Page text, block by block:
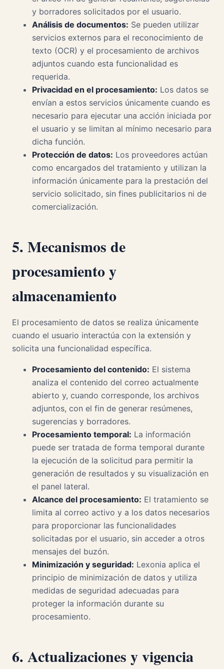
y borradores solicitados por el usuario.
Análisis de documentos: Se pueden utilizar
servicios externos para el reconocimiento de
texto (OCR) y el procesamiento de archivos
adjuntos cuando esta funcionalidad es
requerida.
Privacidad en el procesamiento: Los datos se
envían a estos servicios únicamente cuando es
necesario para ejecutar una acción iniciada por
el usuario y se limitan al mínimo necesario para
dicha función.
Protección de datos: Los proveedores actúan
como encargados del tratamiento y utilizan la
información únicamente para la prestación del
servicio solicitado, sin fines publicitarios ni de
comercialización.
5. Mecanismos de
procesamiento y
almacenamiento
El procesamiento de datos se realiza únicamente
cuando el usuario interactúa con la extensión y
solicita una funcionalidad específica.
Procesamiento del contenido: El sistema
analiza el contenido del correo actualmente
abierto y, cuando corresponde, los archivos
adjuntos, con el fin de generar resúmenes,
sugerencias y borradores.
Procesamiento temporal: La información
puede ser tratada de forma temporal durante
la ejecución de la solicitud para permitir la
generación de resultados y su visualización en
el panel lateral.
Alcance del procesamiento: El tratamiento se
limita al correo activo y a los datos necesarios
para proporcionar las funcionalidades
solicitadas por el usuario, sin acceder a otros
mensajes del buzón.
Minimización y seguridad: Lexonia aplica el
principio de minimización de datos y utiliza
medidas de seguridad adecuadas para
proteger la información durante su
procesamiento.
6. Actualizaciones y vigencia